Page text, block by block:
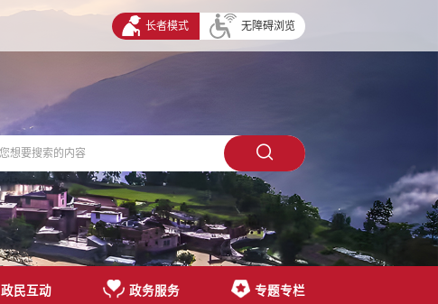
长者模式 无障碍浏览
政民互动 政务服务 专题专栏